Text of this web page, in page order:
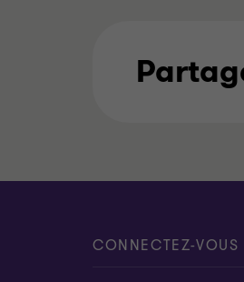
CONNECTEZ-VOUS